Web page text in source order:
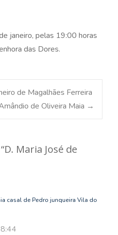
janeiro, pelas 19:00 horas
das Dores.
de Magalhães Ferreira
de Oliveira Maia →
D. Maria José de
casal de Pedro junqueira Vila do